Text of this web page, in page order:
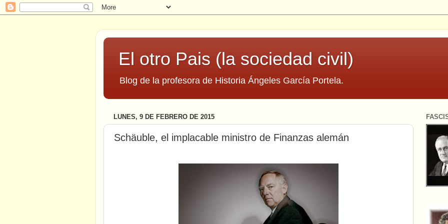
El otro Pais (la sociedad civil)
Blog de la profesora de Historia Ángeles García Portela.
LUNES, 9 DE FEBRERO DE 2015
Schäuble, el implacable ministro de Finanzas alemán